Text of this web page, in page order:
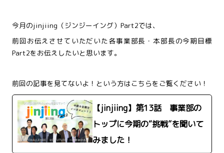
今月のjinjiing（ジンジーイング）Part2では、
前回お伝えさせていただいた各事業部長・本部長の今期目標
Part2をお伝えしたいと思います。
前回の記事を見てないよ！という方はこちらをご覧ください！
【jinjiing】第13話 事業部の
トップに今期の“挑戦”を聞いて
みました！